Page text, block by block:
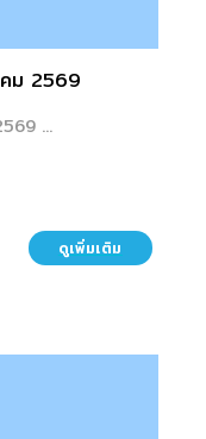
คม 2569
...
ดูเพิ่มเติม